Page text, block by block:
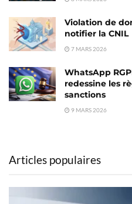
Violation de
notifier la CNIL
7 MARS 2026
WhatsApp
redessine les
sanctions
9 MARS 2026
Articles populaires